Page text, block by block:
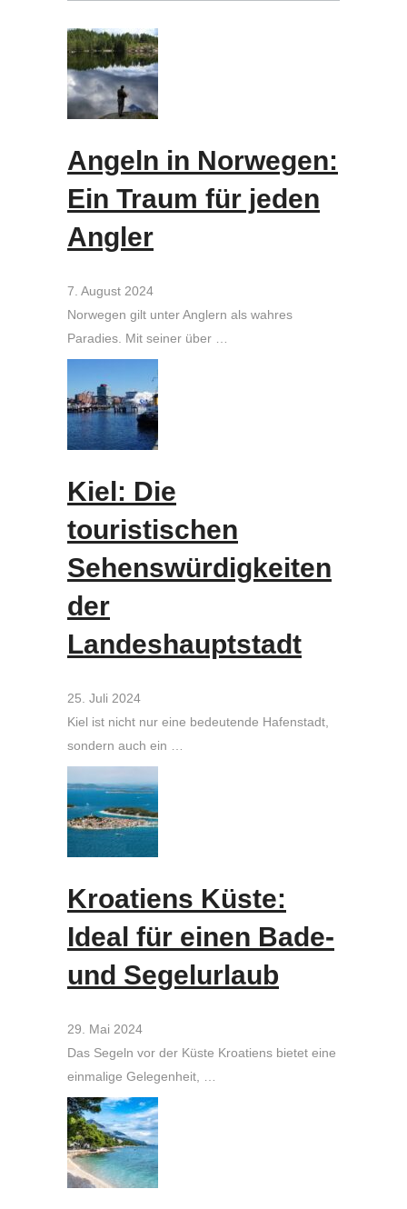
Angeln in Norwegen:
Ein Traum für jeden
Angler
7. August 2024
Norwegen gilt unter Anglern als wahres
Paradies. Mit seiner über …
Kiel: Die
touristischen
Sehenswürdigkeiten
der
Landeshauptstadt
25. Juli 2024
Kiel ist nicht nur eine bedeutende Hafenstadt,
sondern auch ein …
Kroatiens Küste:
Ideal für einen Bade-
und Segelurlaub
29. Mai 2024
Das Segeln vor der Küste Kroatiens bietet eine
einmalige Gelegenheit, …